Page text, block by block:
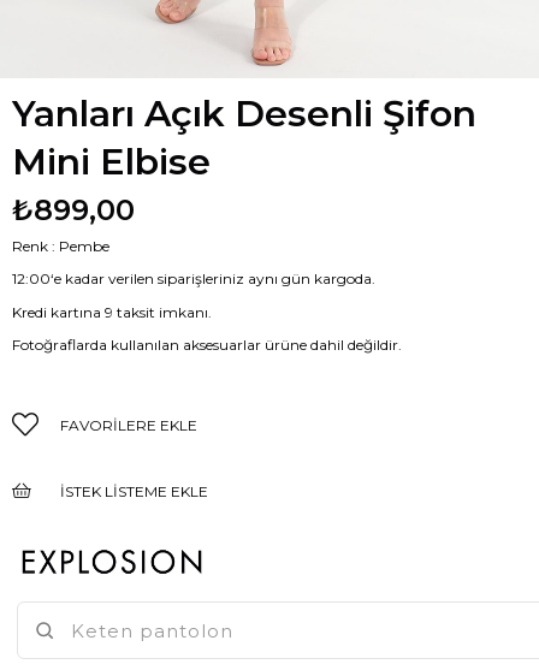
Yanları Açık Desenli Şifon
Mini Elbise
₺899,00
Renk : Pembe
12:00‘e kadar verilen siparişleriniz aynı gün kargoda.
Kredi kartına 9 taksit imkanı.
Fotoğraflarda kullanılan aksesuarlar ürüne dahil değildir.
FAVORILERE EKLE
İSTEK LISTEME EKLE